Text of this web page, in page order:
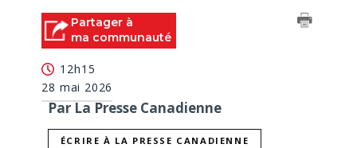
Partager à
ma communauté
12h15
28 mai 2026
Par La Presse Canadienne
ÉCRIRE À LA PRESSE CANADIENNE